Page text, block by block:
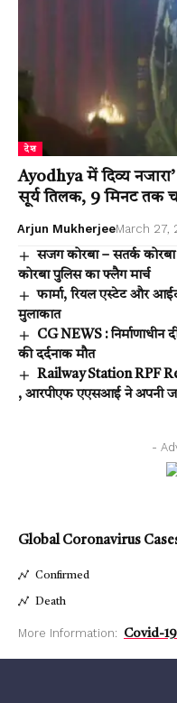
देश
Ayodhya में दिव्य
सूर्य तिलक, 9 मिनट तक
Arjun MukherjeeMarch 27,
सजग कोरबा – सतर्क
कोरबा पुलिस का फ्लैग मार्च
फार्मा, रियल एस्टेट और
मुलाकात
CG NEWS :
की दर्दनाक मौत
Railway Station RPF
, आरपीएफ एएसआई ने अपनी
-
Global Coronavirus
Confirmed
Death
More Information: Covid-